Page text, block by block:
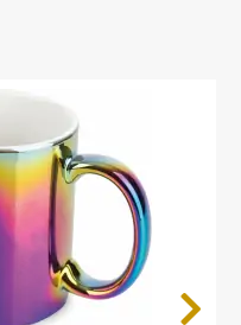
Next